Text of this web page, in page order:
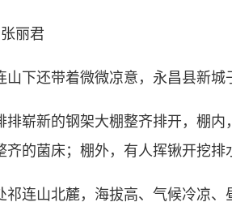
丽君
还带着微微凉意，永昌县新城
新的钢架大棚整齐排开，棚内
齐的菌床；棚外，有人挥锹开挖
山北麓，海拔高、气候冷凉、